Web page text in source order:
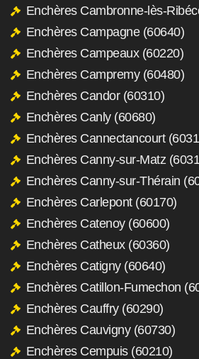
Enchères Cambronne-lès-
Enchères Campagne (60640)
Enchères Campeaux (60220)
Enchères Campremy (60480)
Enchères Candor (60310)
Enchères Canly (60680)
Enchères Cannectancourt
Enchères Canny-sur-Matz
Enchères Canny-sur-Thérain
Enchères Carlepont (60170)
Enchères Catenoy (60600)
Enchères Catheux (60360)
Enchères Catigny (60640)
Enchères Catillon-Fumechon
Enchères Cauffry (60290)
Enchères Cauvigny (60730)
Enchères Cempuis (60210)